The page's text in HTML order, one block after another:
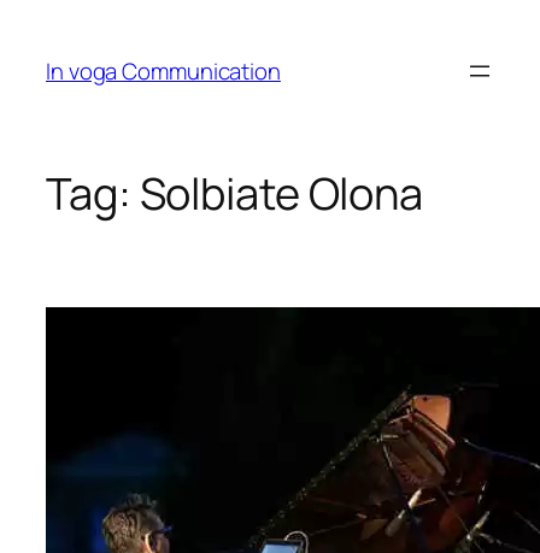
content
In voga Communication
Tag: Solbiate Olona